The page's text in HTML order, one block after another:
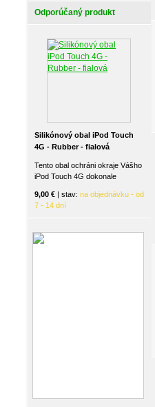
Odporúčaný produkt
Silikónový obal iPod Touch
4G - Rubber - fialová
Tento obal ochráni okraje Vášho
iPod Touch 4G dokonale
9,00 € | stav: na objednávku - od
7 - 14 dní